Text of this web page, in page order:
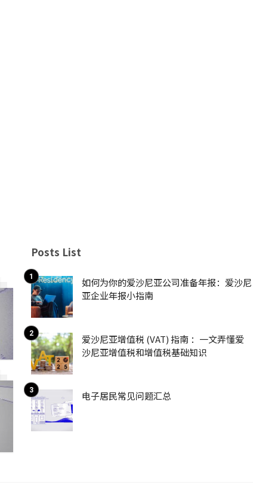
Posts List
如何为你的爱沙尼亚公司准备年报：爱沙尼
亚企业年报小指南
爱沙尼亚增值税 (VAT) 指南 ：一文弄懂爱
沙尼亚增值税和增值税基础知识
电子居民常见问题汇总